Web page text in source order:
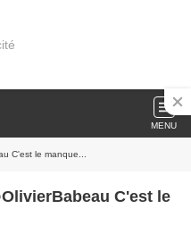
MENU
C'est le manque...
C'est le